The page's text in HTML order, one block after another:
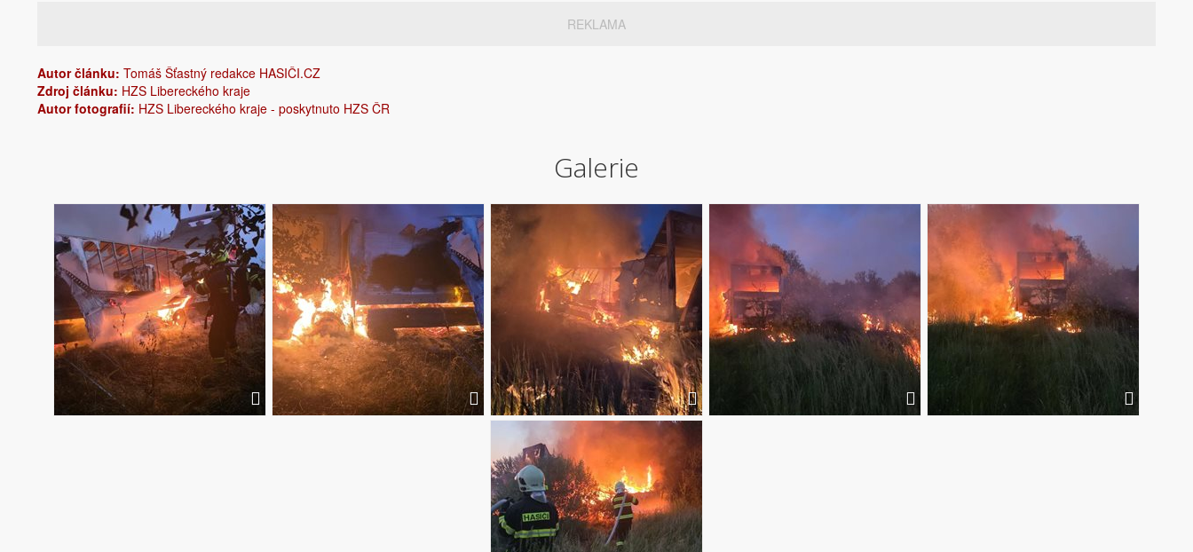
REKLAMA
Autor článku: Tomáš Šťastný redakce HASIČI.CZ
Zdroj článku: HZS Libereckého kraje
Autor fotografií: HZS Libereckého kraje - poskytnuto HZS ČR
Galerie